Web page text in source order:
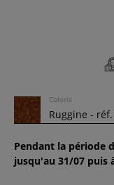
Coloris
Pendant la période
jusqu'au 31/07 puis